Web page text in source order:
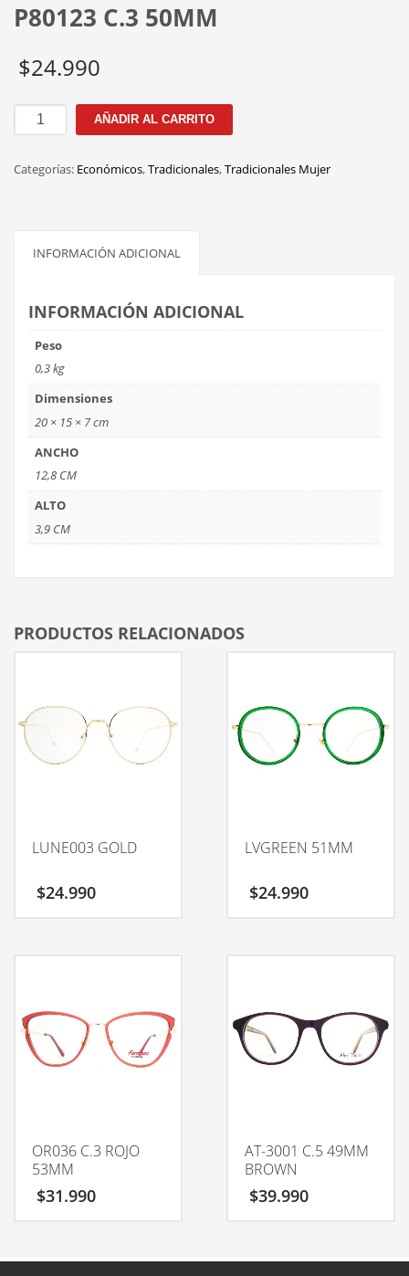
P80123 C.3 50MM
$24.990
P80123
C.3
cantidad
AÑADIR AL CARRITO
Categorías: Económicos,Tradicionales,Tradicionales Mujer
INFORMACIÓN ADICIONAL
INFORMACIÓN ADICIONAL
Peso
0,3 kg
Dimensiones
20 × 15 × 7 cm
ANCHO
12,8 CM
ALTO
3,9 CM
PRODUCTOS RELACIONADOS
LUNE003 GOLD
$24.990
LVGREEN 51MM
$24.990
OR036 C.3 ROJO
53MM
$31.990
AT-3001 C.5 49MM
BROWN
$39.990